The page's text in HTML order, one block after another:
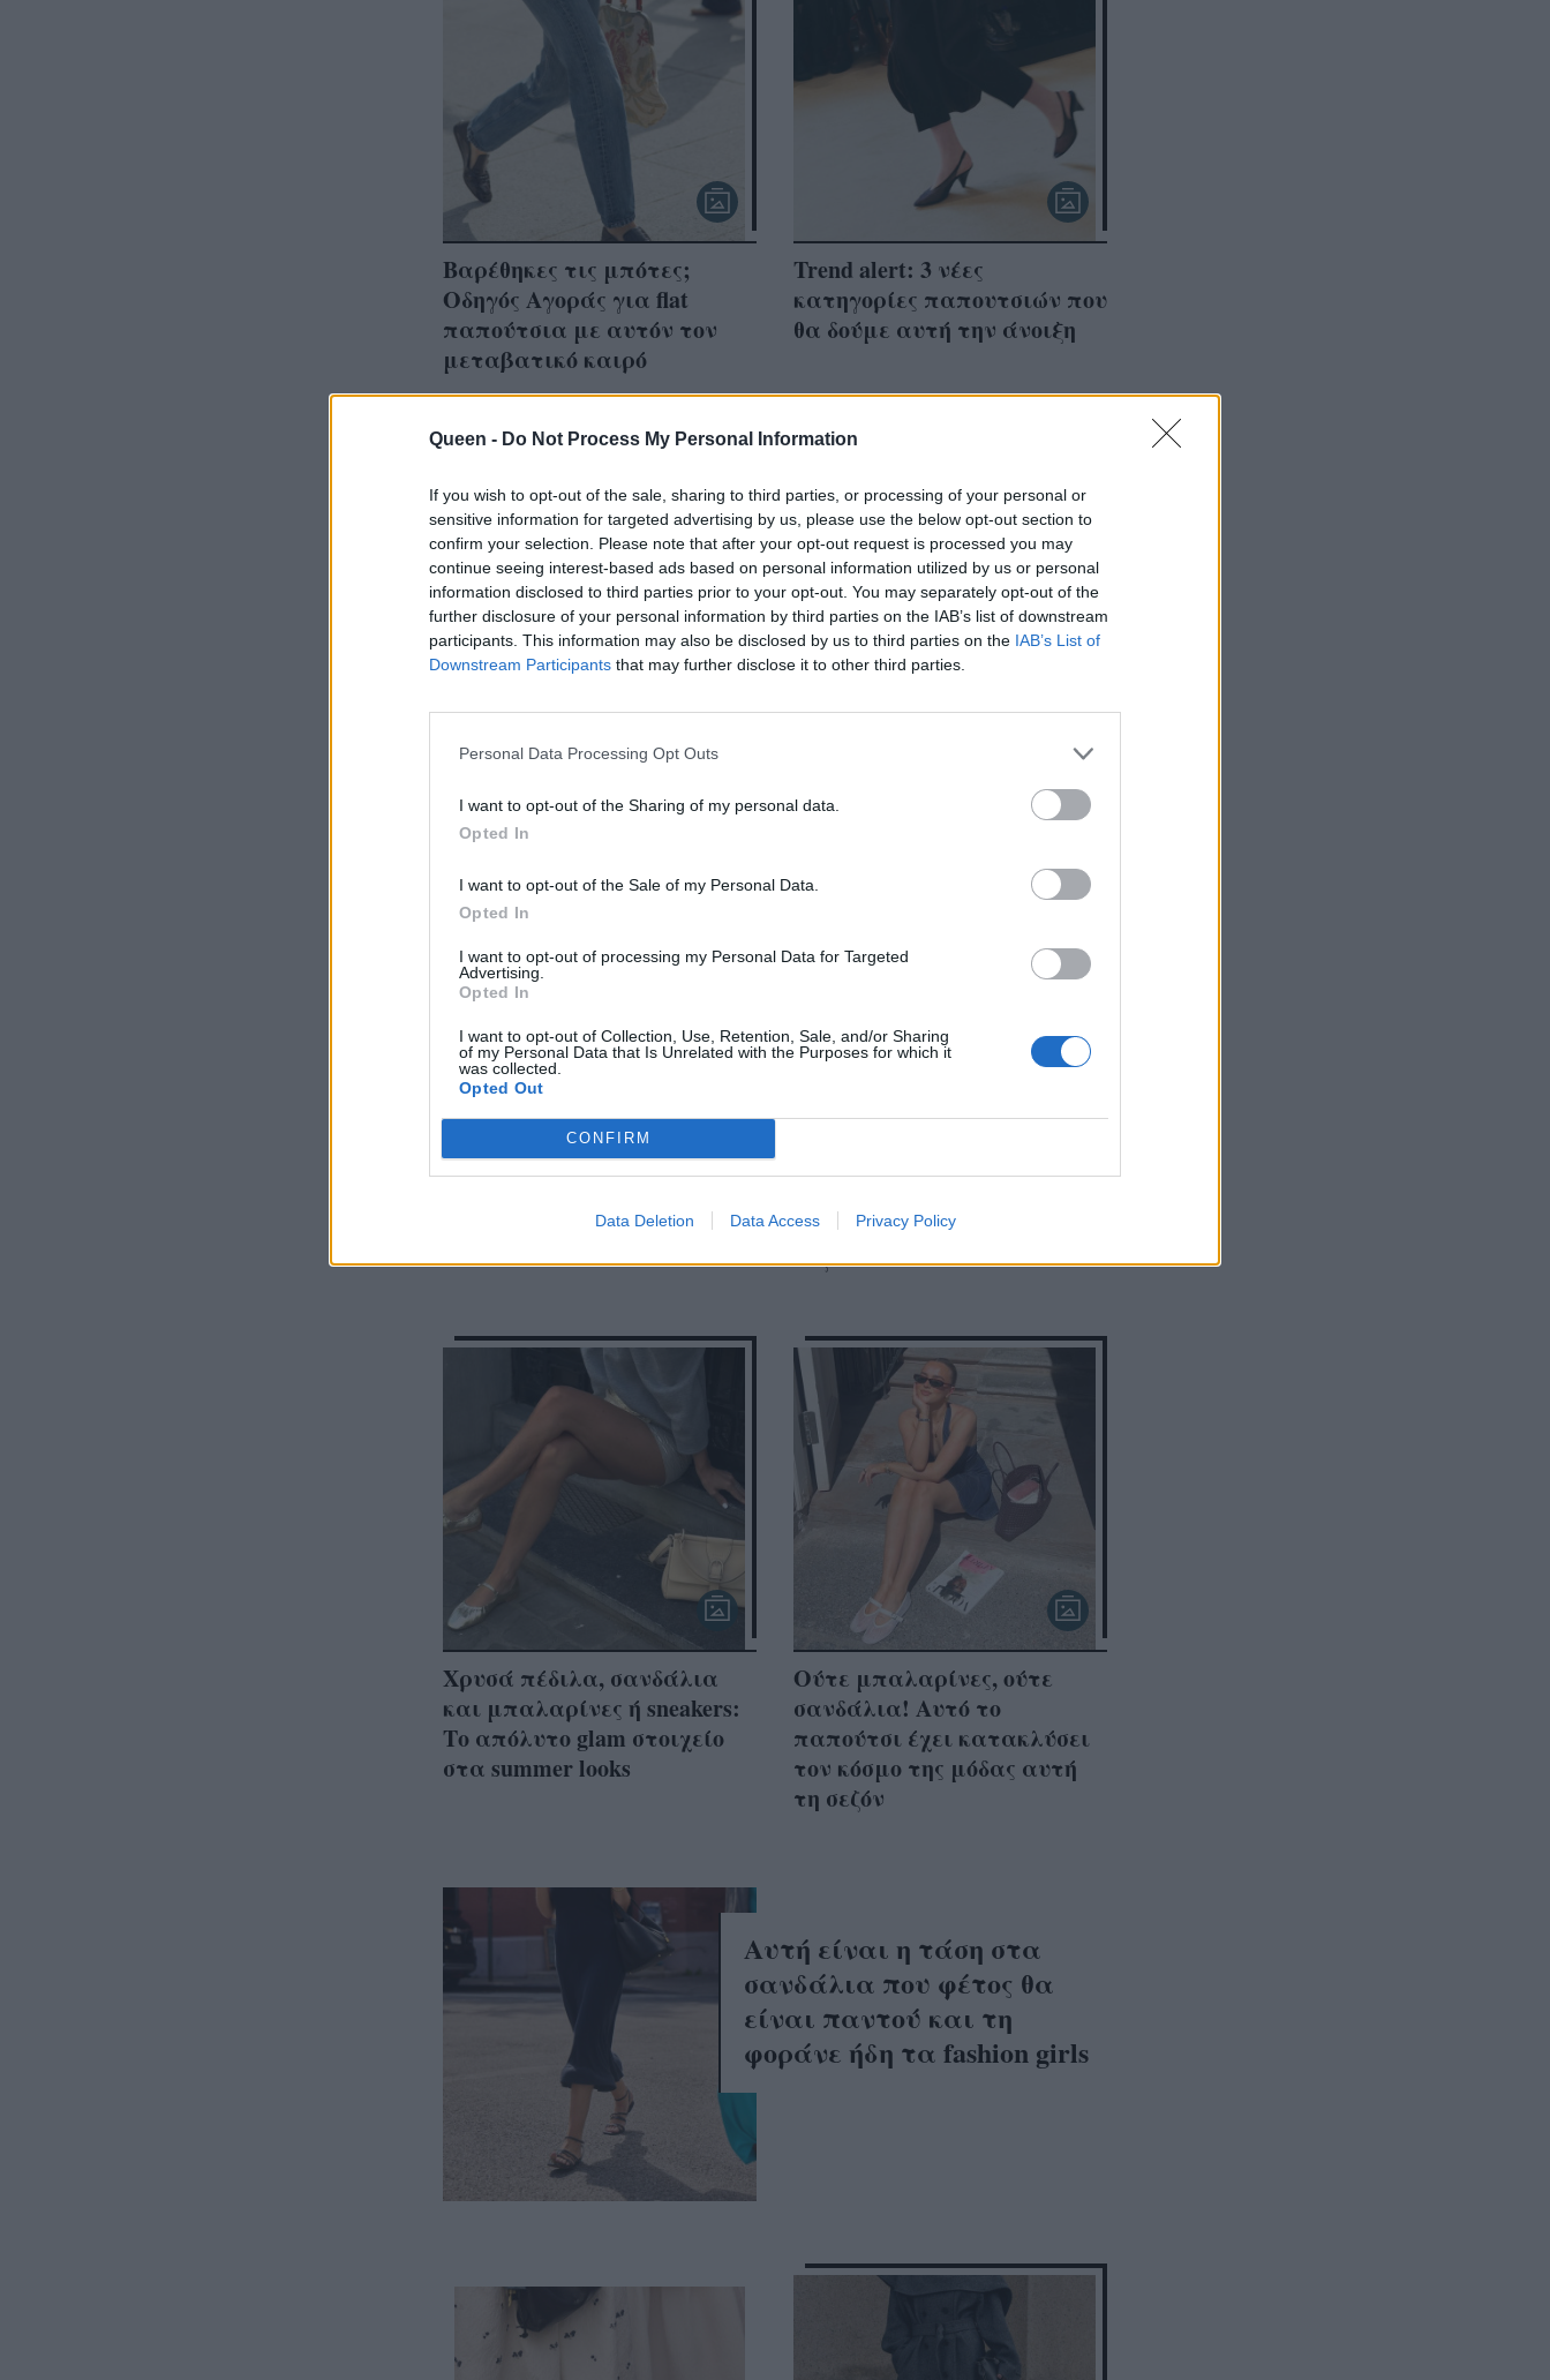
Queen - Do Not Process My Personal Information
If you wish to opt-out of the sale, sharing to third parties, or processing of your personal or
sensitive information for targeted advertising by us, please use the below opt-out section to
confirm your selection. Please note that after your opt-out request is processed you may
continue seeing interest-based ads based on personal information utilized by us or personal
information disclosed to third parties prior to your opt-out. You may separately opt-out of the
further disclosure of your personal information by third parties on the IAB’s list of downstream
participants. This information may also be disclosed by us to third parties on the IAB’s List of
Downstream Participants that may further disclose it to other third parties.
Personal Data Processing Opt Outs
I want to opt-out of the Sharing of my personal data.
Opted In
I want to opt-out of the Sale of my Personal Data.
Opted In
I want to opt-out of processing my Personal Data for Targeted
Advertising.
Opted In
I want to opt-out of Collection, Use, Retention, Sale, and/or Sharing
of my Personal Data that Is Unrelated with the Purposes for which it
was collected.
Opted Out
CONFIRM
Data Deletion Data Access Privacy Policy
Βαρέθηκες τις μπότες;
Οδηγός Αγοράς για flat
παπούτσια με αυτόν τον
μεταβατικό καιρό
Trend alert: 3 νέες
κατηγορίες παπουτσιών που
θα δούμε αυτή την άνοιξη
Τι παπούτσια να φορέσεις
το φθινόπωρο; 5 μοντέλα
που θα λύσουν κάθε
αμφιβολία για το στυλ
Loafers shoes - 3 τρόποι να
3 shoe trends που είδαμε στο
θα φοράμε όλες αυτή τη
σεζόν
Χρυσά πέδιλα, σανδάλια
και μπαλαρίνες ή sneakers:
Το απόλυτο glam στοιχείο
στα summer looks
Ούτε μπαλαρίνες, ούτε
σανδάλια! Αυτό το
παπούτσι έχει κατακλύσει
τον κόσμο της μόδας αυτή
τη σεζόν
Αυτή είναι η τάση στα
σανδάλια που φέτος θα
είναι παντού και τη
φοράνε ήδη τα fashion girls